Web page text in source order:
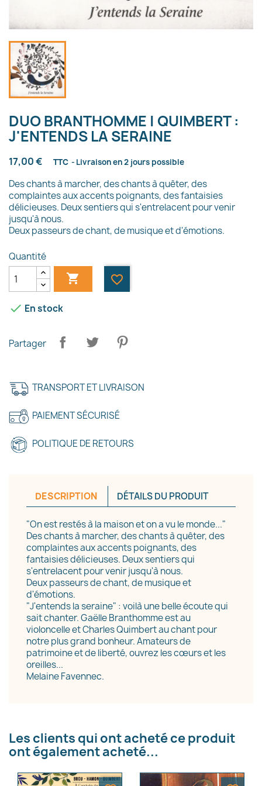
DUO BRANTHOMME | QUIMBERT :
J'ENTENDS LA SERAINE
17,00 € TTC Livraison en 2 jours possible
Des chants à marcher, des chants à quêter, des
complaintes aux accents poignants, des fantaisies
délicieuses. Deux sentiers qui s'entrelacent pour venir
jusqu'à nous.
Deux passeurs de chant, de musique et d'émotions.
Quantité
 favorite_border
 En stock
Partager
TRANSPORT ET LIVRAISON
PAIEMENT SÉCURISÉ
POLITIQUE DE RETOURS
DESCRIPTION DÉTAILS DU PRODUIT
"On est restés à la maison et on a vu le monde..."
Des chants à marcher, des chants à quêter, des
complaintes aux accents poignants, des
fantaisies délicieuses. Deux sentiers qui
s'entrelacent pour venir jusqu'à nous.
Deux passeurs de chant, de musique et
d'émotions.
"J'entends la seraine" : voilà une belle écoute qui
sait chanter. Gaëlle Branthomme est au
violoncelle et Charles Quimbert au chant pour
notre plus grand bonheur. Amateurs de
patrimoine et de liberté, ouvrez les cœurs et les
oreilles...
Melaine Favennec.
Les clients qui ont acheté ce produit
ont également acheté...
Créer une liste d'envies ×